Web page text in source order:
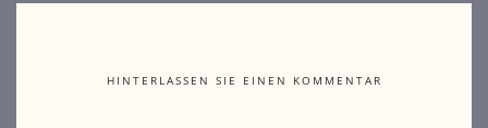
HINTERLASSEN SIE EINEN KOMMENTAR